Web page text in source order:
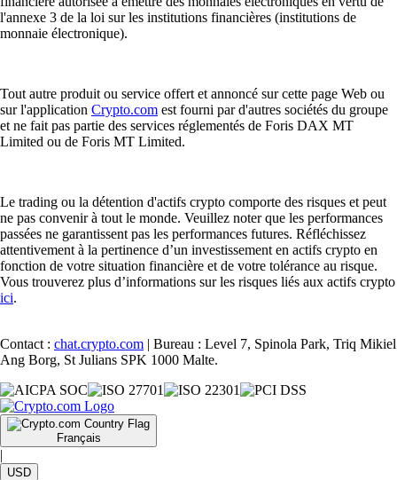
l'annexe 3 de la loi sur les institutions financières (institutions de
monnaie électronique).
Tout autre produit ou service offert et annoncé sur cette page Web ou
sur l'application Crypto.com est fourni par d'autres sociétés du groupe
et ne fait pas partie des services réglementés de Foris DAX MT
Limited ou de Foris MT Limited.
Le trading ou la détention d'actifs crypto comporte des risques et peut
ne pas convenir à tout le monde. Veuillez noter que les performances
passées ne garantissent pas les performances futures. Réfléchissez
attentivement à la pertinence d’un investissement en actifs crypto en
fonction de votre situation financière et de votre tolérance au risque.
Vous trouverez plus d’informations sur les risques liés aux actifs crypto
ici.
Contact : chat.crypto.com | Bureau : Level 7, Spinola Park, Triq Mikiel
Ang Borg, St Julians SPK 1000 Malte.
Français
|
USD